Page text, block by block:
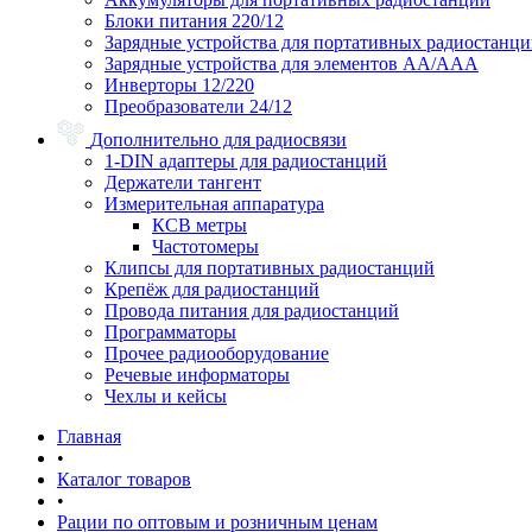
Блоки питания 220/12
Зарядные устройства для портативных
Зарядные устройства для элементов АА/ААА
Инверторы 12/220
Преобразователи 24/12
Дополнительно для радиосвязи
1-DIN адаптеры для радиостанций
Держатели тангент
Измерительная аппаратура
КСВ метры
Частотомеры
Клипсы для портативных радиостанций
Крепёж для радиостанций
Провода питания для радиостанций
Программаторы
Прочее радиооборудование
Речевые информаторы
Чехлы и кейсы
Главная
•
Каталог товаров
•
Рации по оптовым и розничным ценам